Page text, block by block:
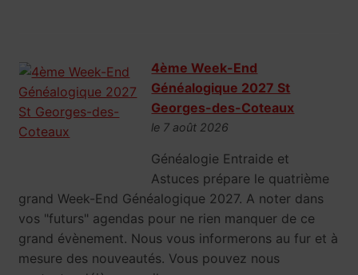
4ème Week-End
Généalogique 2027 St
Georges-des-Coteaux
le 7 août 2026
Généalogie Entraide et
Astuces prépare le quatrième
grand Week-End Généalogique 2027. A noter dans
vos "futurs" agendas pour ne rien manquer de ce
grand évènement. Nous vous informerons au fur et à
mesure des nouveautés. Vous pouvez nous